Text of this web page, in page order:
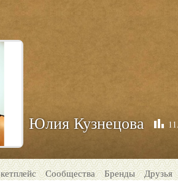
Юлия Кузнецова
Сообщества Бренды Друзья